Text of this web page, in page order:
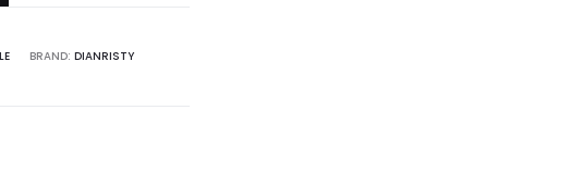
BRAND: DIANRISTY